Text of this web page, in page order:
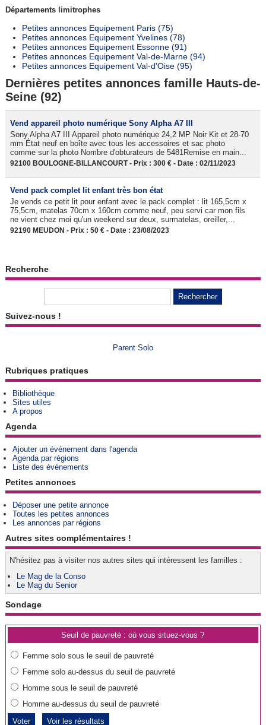
Départements limitrophes
Petites annonces Equipement Paris (75)
Petites annonces Equipement Yvelines (78)
Petites annonces Equipement Essonne (91)
Petites annonces Equipement Val-de-Marne (94)
Petites annonces Equipement Val-d'Oise (95)
Dernières petites annonces famille Hauts-de-
Seine (92)
Vend appareil photo numérique Sony Alpha A7 III
Sony Alpha A7 III Appareil photo numérique 24,2 MP Noir Kit et 28-70
mm État neuf en boîte avec tous les accessoires et sac photo
comme sur la photo Nombre d'obturateurs de 5481Remise en main...
92100 BOULOGNE-BILLANCOURT - Prix : 300 € - Date : 02/11/2023
Vend pack complet lit enfant très bon état
Je vends ce petit lit pour enfant avec le pack complet : lit 165,5cm x
75,5cm, matelas 70cm x 160cm comme neuf, peu servi car mon fils
ne vient chez moi qu'un weekend sur deux, surmatelas, oreiller,...
92190 MEUDON - Prix : 50 € - Date : 23/08/2023
Recherche
Suivez-nous !
Parent Solo
Rubriques pratiques
Bibliothèque
Sites utiles
A propos
Agenda
Ajouter un événement dans l'agenda
Agenda par régions
Liste des événements
Petites annonces
Déposer une petite annonce
Toutes les petites annonces
Les annonces par régions
Autres sites complémentaires !
N'hésitez pas à visiter nos autres sites qui intéressent les familles :
Le Mag de la Conso
Le Mag du Senior
Sondage
Seuil de pauvreté : où vous situez-vous ?
Femme solo sous le seuil de pauvreté
Femme solo au-dessus du seuil de pauvreté
Homme sous le seuil de pauvreté
Homme au-dessus du seuil de pauvreté
Voir les résultats